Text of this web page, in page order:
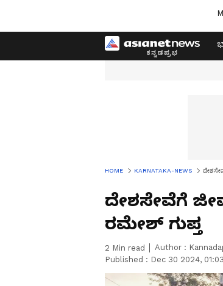
HOME KARNATAKA-NEWS
ದೇಶಸೇವೆಗೆ
ರಮೇಶ್ ಗುಪ್ತ
2 Min read Author :
Published : Dec 30 2024,